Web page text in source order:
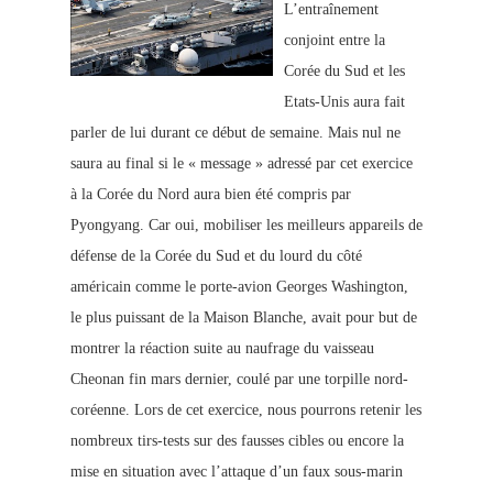
L’entraînement
conjoint entre la
Corée du Sud et les
Etats-Unis aura fait
parler de lui durant ce début de semaine. Mais nul ne
saura au final si le « message » adressé par cet exercice
à la Corée du Nord aura bien été compris par
Pyongyang. Car oui, mobiliser les meilleurs appareils de
défense de la Corée du Sud et du lourd du côté
américain comme le porte-avion Georges Washington,
le plus puissant de la Maison Blanche, avait pour but de
montrer la réaction suite au naufrage du vaisseau
Cheonan fin mars dernier, coulé par une torpille nord-
coréenne. Lors de cet exercice, nous pourrons retenir les
nombreux tirs-tests sur des fausses cibles ou encore la
mise en situation avec l’attaque d’un faux sous-marin